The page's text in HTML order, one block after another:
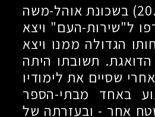
בשכונת אוהל-משה
ל"שירות-העם" ויצא
הגדולה ממנו ויצא
תשובתו היתה
שסיים את לימודיו
באחד מבתי-הספר
אחר - ובעזרתה של